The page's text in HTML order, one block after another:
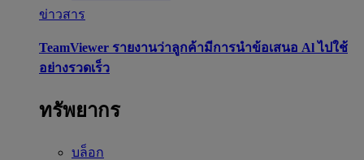
ข่าวสาร
TeamViewer รายงานว่าลูกค้ามีการนำข้อเสนอ Al ไปใช้
อย่างรวดเร็ว
ทรัพยากร
บล็อก